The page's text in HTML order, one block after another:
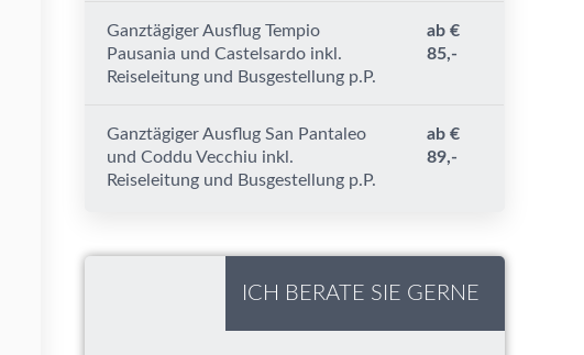
Ganztägiger Ausflug Tempio
Pausania und Castelsardo inkl.
Reiseleitung und Busgestellung p.P.
ab €
85,-
Ganztägiger Ausflug San Pantaleo
und Coddu Vecchiu inkl.
Reiseleitung und Busgestellung p.P.
ab €
89,-
ICH BERATE SIE GERNE